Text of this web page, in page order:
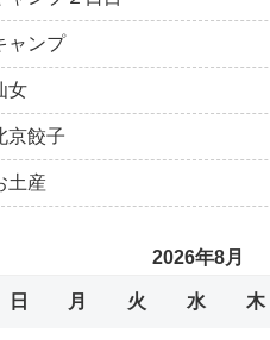
ャンプ
女
京餃子
土産
2026年8月
日 月 火 水 木